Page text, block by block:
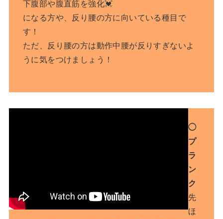
下腹部や腹直筋を強化💓
になる方や、反り腰の方に向いている種目で
す！
ただ、反り腰の方は動作中腰が反りすぎないよ
うに気をつけましょう！
◯
プ
ラ
ン
ク
先
ほ